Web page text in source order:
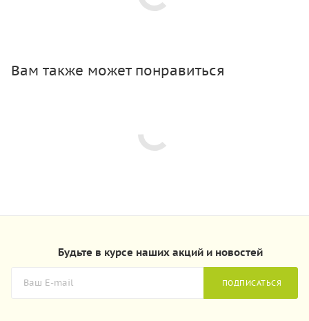
Вам также может понравиться
Будьте в курсе наших акций и новостей
ПОДПИСАТЬСЯ